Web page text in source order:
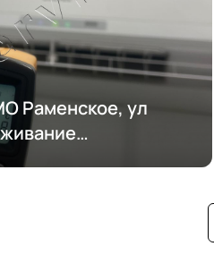
Раменское, ул